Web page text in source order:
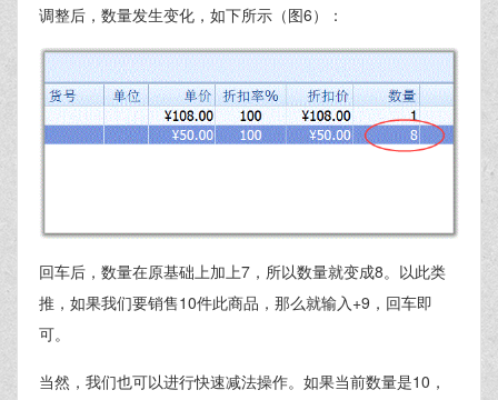
调整后，数量发生变化，如下所示（图6）：
回车后，数量在原基础上加上7，所以数量就变成8。以此类
推，如果我们要销售10件此商品，那么就输入+9，回车即
可。
当然，我们也可以进行快速减法操作。如果当前数量是10，